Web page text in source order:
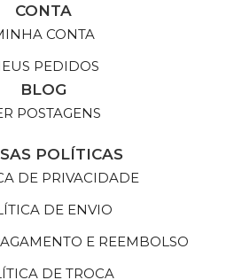
CONTA
CONTA
PEDIDOS
BLOG
POSTAGENS
POLÍTICAS
DE PRIVACIDADE
DE ENVIO
E REEMBOLSO
DE TROCA